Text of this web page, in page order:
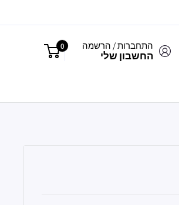
התחברות / הרשמה
החשבון שלי
0